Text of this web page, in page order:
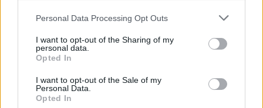
Personal Data Processing Opt Outs
I want to opt-out of the Sharing of my
personal data.
Opted In
I want to opt-out of the Sale of my
Personal Data.
Opted In
ΠΕΡΙΣΣΌΤΕΡΑ ΣΕ ΑΥΤΉ ΤΗΝ ΚΑΤΗΓΟΡΊΑ